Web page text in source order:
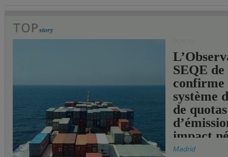
SEQE de
confirme
système
de quotas
impact
les ports
Madrid